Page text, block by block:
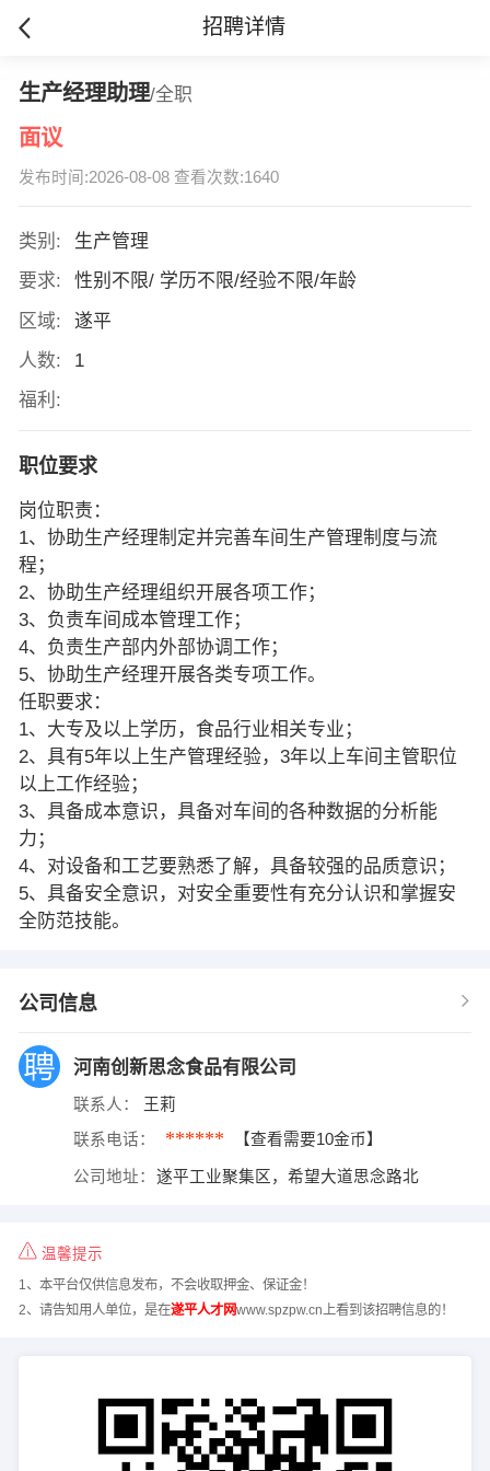
招聘详情
生产经理助理/全职
面议
发布时间:2026-08-08 查看次数:1640
类别:
生产管理
要求:
性别不限/ 学历不限/经验不限/年龄
区域:
遂平
人数:
1
福利:
职位要求
岗位职责：
1、协助生产经理制定并完善车间生产管理制度与流
程；
2、协助生产经理组织开展各项工作；
3、负责车间成本管理工作；
4、负责生产部内外部协调工作；
5、协助生产经理开展各类专项工作。
任职要求：
1、大专及以上学历，食品行业相关专业；
2、具有5年以上生产管理经验，3年以上车间主管职位
以上工作经验；
3、具备成本意识，具备对车间的各种数据的分析能
力；
4、对设备和工艺要熟悉了解，具备较强的品质意识；
5、具备安全意识，对安全重要性有充分认识和掌握安
全防范技能。
公司信息
河南创新思念食品有限公司
联系人： 王莉
联系电话： ****** 【查看需要10金币】
公司地址： 遂平工业聚集区，希望大道思念路北
温馨提示
1、本平台仅供信息发布，不会收取押金、保证金！
2、请告知用人单位，是在遂平人才网www.spzpw.cn上看到该招聘信息的！